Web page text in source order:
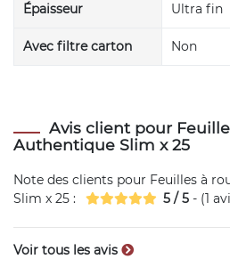
Épaisseur Ultra fin
Avec filtre carton Non
Avis client pour
Authentique Slim x 25
Note des clients pour Feuilles à
Slim x 25 : 5 /5 - (1
Voir tous les avis